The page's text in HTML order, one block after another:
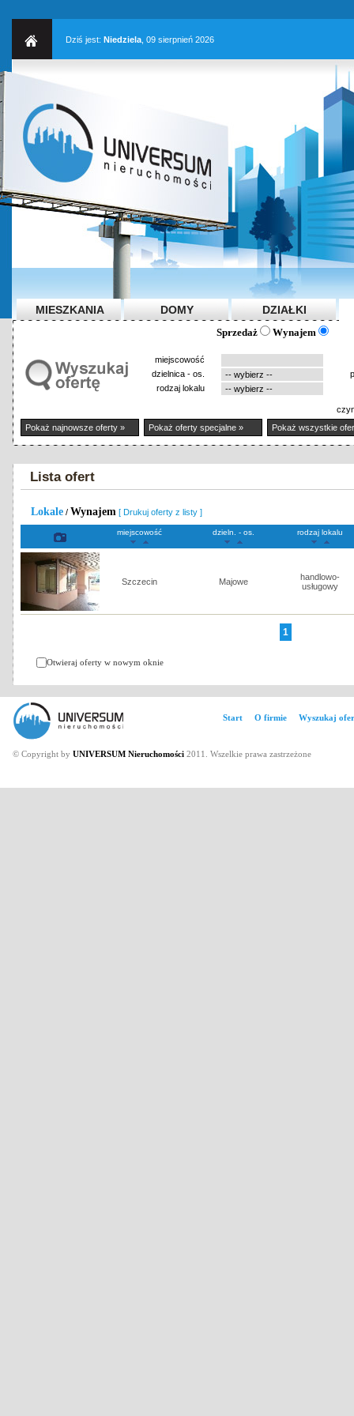
Dziś jest: Niedziela , 09 sierpnień 2026
Sprzedaż Wynajem
MIESZKANIA DOMY DZIAŁKI
miejscowość
dzielnica - os.
rodzaj lokalu
Pokaż najnowsze oferty »
Pokaż oferty specjalne » Pokaż wszystkie
Lista ofert
Lokale / Wynajem [ Drukuj oferty z listy ]
miejscowość dzieln. - os. rodzaj lokalu
Szczecin Majowe
handlowo-
usługowy
1
Otwieraj oferty w nowym oknie
Start O firmie Wyszukaj
© Copyright by UNIVERSUM Nieruchomości 2011. Wszelkie prawa zastrzeżone